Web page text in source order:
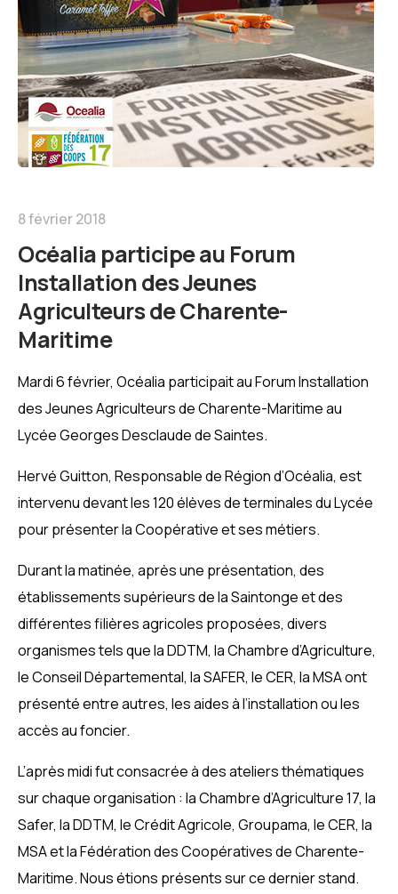
8 février 2018
Océalia participe au Forum
Installation des Jeunes
Agriculteurs de Charente-
Maritime
Mardi 6 février, Océalia participait au Forum Installation
des Jeunes Agriculteurs de Charente-Maritime au
Lycée Georges Desclaude de Saintes.
Hervé Guitton, Responsable de Région d’Océalia, est
intervenu devant les 120 élèves de terminales du Lycée
pour présenter la Coopérative et ses métiers.
Durant la matinée, après une présentation, des
établissements supérieurs de la Saintonge et des
différentes filières agricoles proposées, divers
organismes tels que la DDTM, la Chambre d’Agriculture,
le Conseil Départemental, la SAFER, le CER, la MSA ont
présenté entre autres, les aides à l’installation ou les
accès au foncier.
L’après midi fut consacrée à des ateliers thématiques
sur chaque organisation : la Chambre d’Agriculture 17, la
Safer, la DDTM, le Crédit Agricole, Groupama, le CER, la
MSA et la Fédération des Coopératives de Charente-
Maritime. Nous étions présents sur ce dernier stand.